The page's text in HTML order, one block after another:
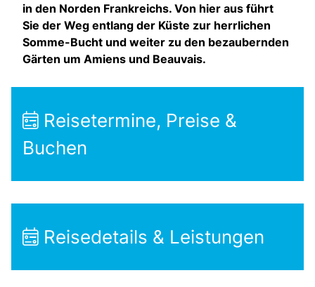
in den Norden Frankreichs. Von hier aus führt
Sie der Weg entlang der Küste zur herrlichen
Somme-Bucht und weiter zu den bezaubernden
Gärten um Amiens und Beauvais.
Reisetermine, Preise &
Buchen
Reisedetails & Leistungen